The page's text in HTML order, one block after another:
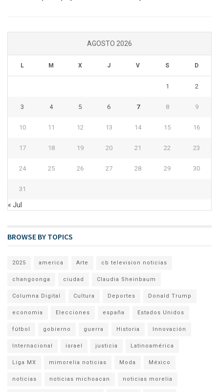
AGOSTO 2026
L M X J V S D
1 2
3 4 5 6 7 8 9
10 11 12 13 14 15 16
17 18 19 20 21 22 23
24 25 26 27 28 29 30
31
« Jul
BROWSE BY TOPICS
2025 america Arte cb television noticias
changoonga ciudad Claudia Sheinbaum
Columna Digital Cultura Deportes Donald Trump
economia Elecciones españa Estados Unidos
fútbol gobierno guerra Historia Innovación
Internacional israel justicia Latinoamérica
Liga MX mimorelia noticias Moda México
noticias noticias michoacan noticias morelia